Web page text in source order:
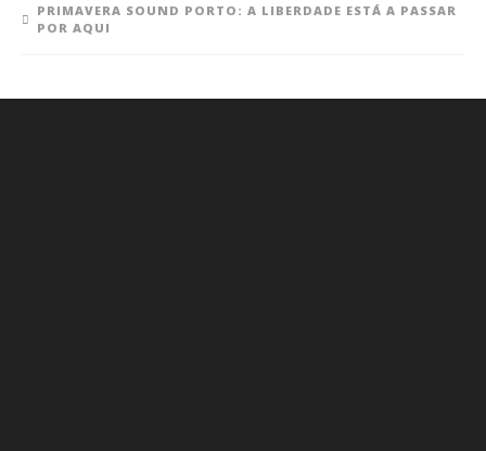
PRIMAVERA SOUND PORTO: A LIBERDADE ESTÁ A PASSAR
POR AQUI